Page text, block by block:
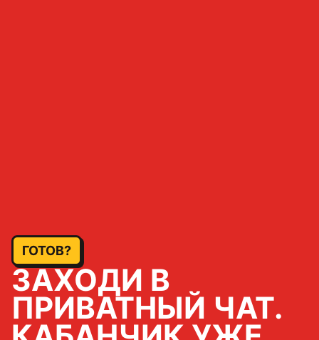
ГОТОВ?
ЗАХОДИ В
ПРИВАТНЫЙ ЧАТ.